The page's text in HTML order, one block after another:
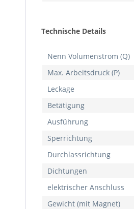
Technische Details
Nenn Volumenstrom (Q)
Max. Arbeitsdruck (P)
Leckage
Betätigung
Ausführung
Sperrichtung
Durchlassrichtung
Dichtungen
elektrischer Anschluss
Gewicht (mit Magnet)